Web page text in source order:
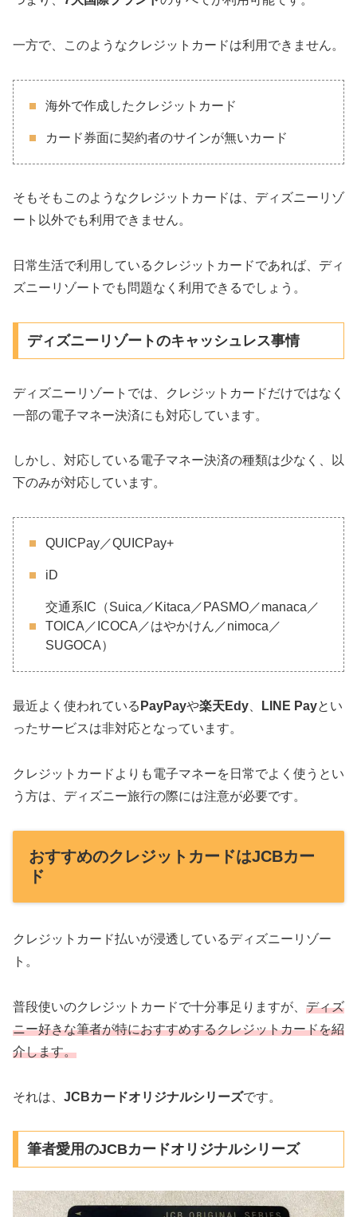
一方で、このようなクレジットカードは利用できません。
海外で作成したクレジットカード
カード券面に契約者のサインが無いカード
そもそもこのようなクレジットカードは、ディズニーリゾ
ート以外でも利用できません。
日常生活で利用しているクレジットカードであれば、ディ
ズニーリゾートでも問題なく利用できるでしょう。
ディズニーリゾートのキャッシュレス事情
ディズニーリゾートでは、クレジットカードだけではなく
一部の電子マネー決済にも対応しています。
しかし、対応している電子マネー決済の種類は少なく、以
下のみが対応しています。
QUICPay／QUICPay+
iD
交通系IC（Suica／Kitaca／PASMO／manaca／
TOICA／ICOCA／はやかけん／nimoca／
SUGOCA）
最近よく使われている PayPayや楽天Edy LINE Payとい
ったサービスは非対応となっています。
クレジットカードよりも電子マネーを日常でよく使うとい
う方は、ディズニー旅行の際には注意が必要です。
おすすめのクレジットカードはJCBカー
ド
クレジットカード払いが浸透しているディズニーリゾー
ト。
普段使いのクレジットカードで十分事足りますが、 ディズ
ニー好きな筆者が特におすすめするクレジットカードを紹
介します。
それは、 JCBカードオリジナルシリーズです。
筆者愛用のJCBカードオリジナルシリーズ